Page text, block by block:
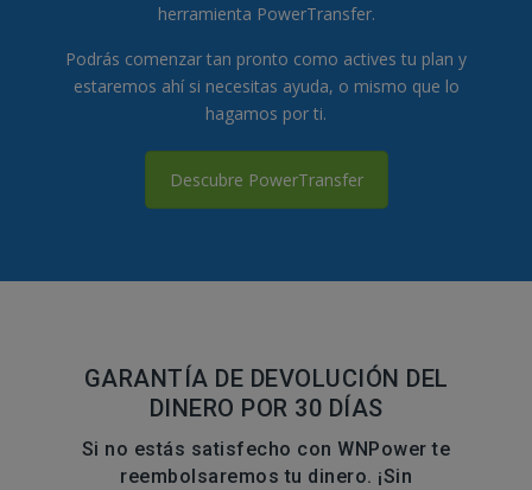
herramienta PowerTransfer.
Podrás comenzar tan pronto como actives tu plan y
estaremos ahí si necesitas ayuda, o mismo que lo
hagamos por ti.
Descubre PowerTransfer
GARANTÍA DE DEVOLUCIÓN DEL
DINERO POR 30 DÍAS
Si no estás satisfecho con WNPower te
reembolsaremos tu dinero. ¡Sin